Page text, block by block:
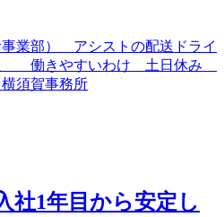
社1年目から安定し